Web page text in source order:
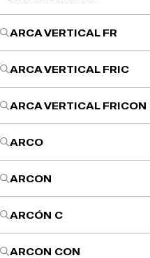
ARCA VERTICAL FR
ARCA VERTICAL FRIC
ARCA VERTICAL FRICON
ARCO
ARCON
ARCÓN C
ARCON CON